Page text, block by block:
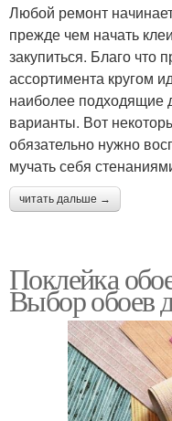
Любой ремонт
прежде чем начать
закупиться. Благо что
ассортимента кругом
наиболее подходящие
варианты. Вот
обязательно нужно
мучать себя
читать дальше →
Поклейка
Выбор обоев